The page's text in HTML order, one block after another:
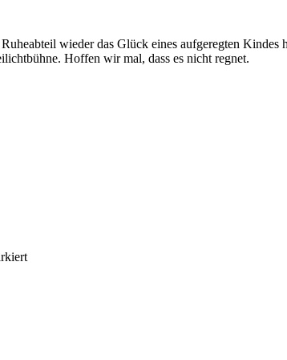
wieder das Glück eines aufgeregten Kindes
Hoffen wir mal, dass es nicht regnet.